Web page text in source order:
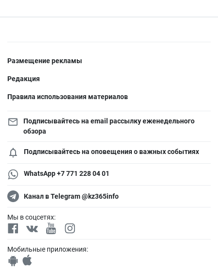
Размещение рекламы
Редакция
Правила использования материалов
Подписывайтесь на email рассылку еженедельного
обзора
Подписывайтесь на оповещения о важных событиях
WhatsApp +7 771 228 04 01
Канал в Telegram @kz365info
Мы в соцсетях:
Мобильные приложения: